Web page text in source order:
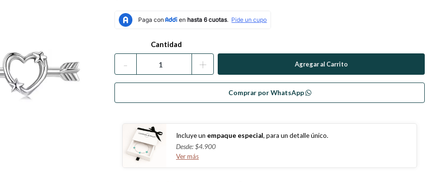
Cantidad
- +
Comprar por WhatsApp
Incluye un empaque especial, para un detalle único.
Desde: $4.900
Ver más